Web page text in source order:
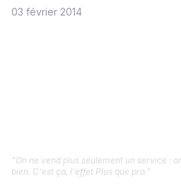
03 février 2014
"On ne vend plus seulement un service :
bien. C'est ça, l'effet Plus que pro."